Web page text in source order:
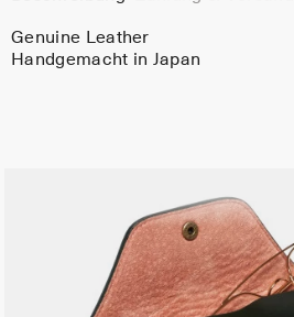
Genuine Leather
Handgemacht in Japan